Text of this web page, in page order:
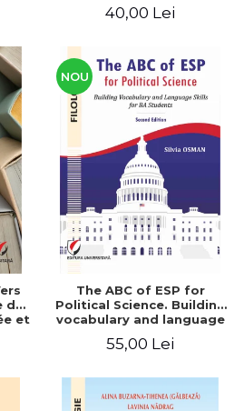
40,00 Lei
de
NOU
The ABC of ESP for
Political Science. Building
vocabulary and language
55,00 Lei